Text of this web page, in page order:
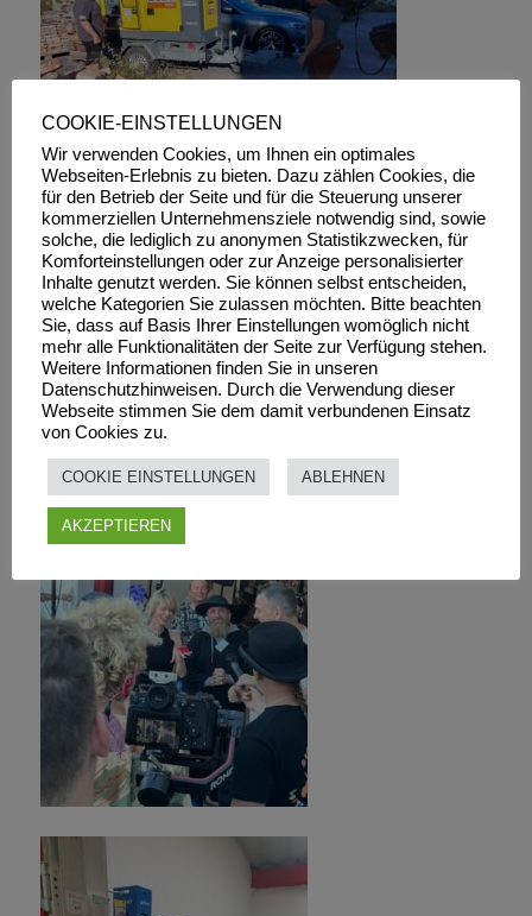
COOKIE-EINSTELLUNGEN
Wir verwenden Cookies, um Ihnen ein optimales
Webseiten-Erlebnis zu bieten. Dazu zählen Cookies, die
für den Betrieb der Seite und für die Steuerung unserer
kommerziellen Unternehmensziele notwendig sind, sowie
solche, die lediglich zu anonymen Statistikzwecken, für
Komforteinstellungen oder zur Anzeige personalisierter
Inhalte genutzt werden. Sie können selbst entscheiden,
welche Kategorien Sie zulassen möchten. Bitte beachten
Sie, dass auf Basis Ihrer Einstellungen womöglich nicht
mehr alle Funktionalitäten der Seite zur Verfügung stehen.
Weitere Informationen finden Sie in unseren
Datenschutzhinweisen. Durch die Verwendung dieser
Webseite stimmen Sie dem damit verbundenen Einsatz
von Cookies zu.
COOKIE EINSTELLUNGEN ABLEHNEN
AKZEPTIEREN